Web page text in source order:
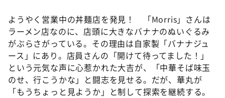
ようやく営業中の丼麺店を発見！ 「Morris」さんは
ラーメン店なのに、店頭に大きなバナナのぬいぐるみ
がぶらさがっている。その理由は自家製「バナナジュ
ース」にあり。店員さんの「開けて待ってました！」
という元気な声に心惹かれた大吉が、「中華そば味玉
のせ、行こうかな」と闘志を見せる。だが、華丸が
「もうちょっと見ようか」と制して探索を継続する。